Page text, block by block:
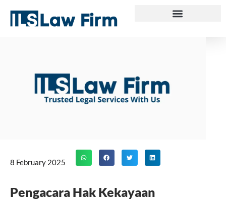
content
8 February 2025
Pengacara Hak Kekayaan